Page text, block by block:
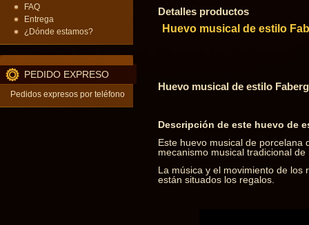
FAQ
Entrega
¿Dónde estamos?
PEDIDO EXPRESO
Pedidos expresos por teléfono
Detalles productos
Huevo musical de estilo
Huevo musical de estilo
Descripción de este huevo de
Este huevo musical de porcelana
mecanismo musical tradicional
La música y el movimiento de los
están situados los regalos.